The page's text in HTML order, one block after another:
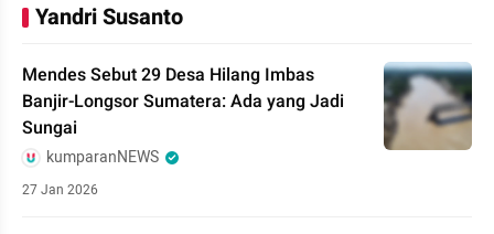
Yandri Susanto
Mendes Sebut 29 Desa Hilang Imbas
Banjir-Longsor Sumatera: Ada yang Jadi
Sungai
kumparanNEWS
27 Jan 2026